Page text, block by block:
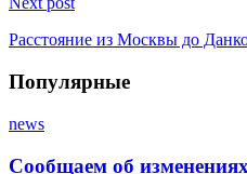
Расстояние из Москвы до
Популярные
news
Сообщаем об